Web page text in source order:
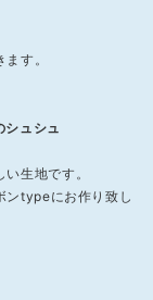
す。
ュシュ
生地です。
ンtypeにお作り致し